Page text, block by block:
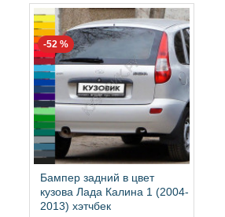
-52 %
Бампер задний в цвет
кузова Лада Калина 1 (2004-
2013) хэтчбек